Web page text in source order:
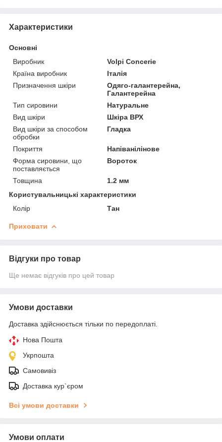
Характеристики
Основні
Виробник
Volpi Concerie
Країна виробник
Італія
Призначення шкіри
Одяго-галантерейна,
Галантерейна
Тип сировини
Натуральне
Вид шкіри
Шкіра ВРХ
Вид шкіри за способом
обробки
Гладка
Покриття
Напіванілінове
Форма сировини, що
поставляється
Вороток
Товщина
1.2 мм
Користувальницькі характеристики
Колір
Тан
Приховати
Відгуки про товар
Ще немає відгуків про цей товар
Умови доставки
Доставка здійснюється тільки по передоплаті.
Нова Пошта
Укрпошта
Самовивіз
Доставка кур`єром
Всі умови доставки
Умови оплати